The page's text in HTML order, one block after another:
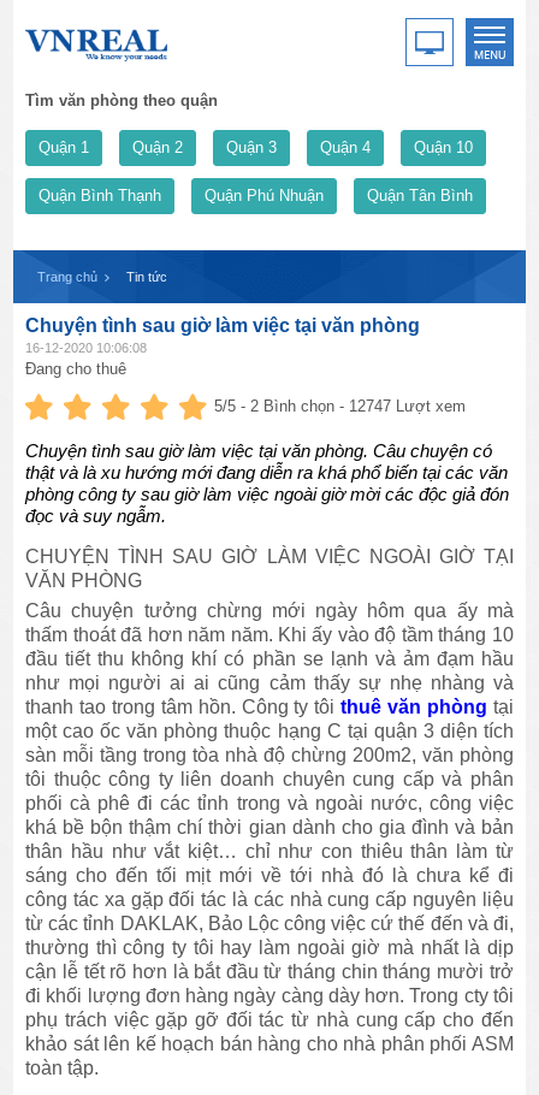
Tìm văn phòng theo quận
Quận 1 Quận 2 Quận 3 Quận 4 Quận 10
Quận Bình Thạnh Quận Phú Nhuận Quận Tân Bình
Trang chủ Tin tức
Chuyện tình sau giờ làm việc tại văn phòng
16-12-2020 10:06:08
Đang cho thuê
5/5 -2 Bình chọn - 12747 Lượt xem
Chuyện tình sau giờ làm việc tại văn phòng. Câu chuyện có
thật và là xu hướng mới đang diễn ra khá phổ biến tại các văn
phòng công ty sau giờ làm việc ngoài giờ mời các độc giả đón
đọc và suy ngẫm.
CHUYỆN TÌNH SAU GIỜ LÀM VIỆC NGOÀI GIỜ TẠI
VĂN PHÒNG
Câu chuyện tưởng chừng mới ngày hôm qua ấy mà
thấm thoát đã hơn năm năm. Khi ấy vào độ tầm tháng 10
đầu tiết thu không khí có phần se lạnh và ảm đạm hầu
như mọi người ai ai cũng cảm thấy sự nhẹ nhàng và
thanh tao trong tâm hồn. Công ty tôithuê văn phòng tại
một cao ốc văn phòng thuộc hạng C tại quận 3 diện tích
sàn mỗi tầng trong tòa nhà độ chừng 200m2, văn phòng
tôi thuộc công ty liên doanh chuyên cung cấp và phân
phối cà phê đi các tỉnh trong và ngoài nước, công việc
khá bề bộn thậm chí thời gian dành cho gia đình và bản
thân hầu như vắt kiệt… chỉ như con thiêu thân làm từ
sáng cho đến tối mịt mới về tới nhà đó là chưa kể đi
công tác xa gặp đối tác là các nhà cung cấp nguyên liệu
từ các tỉnh DAKLAK, Bảo Lộc công việc cứ thế đến và đi,
thường thì công ty tôi hay làm ngoài giờ mà nhất là dịp
cận lễ tết rõ hơn là bắt đầu từ tháng chin tháng mười trở
đi khối lượng đơn hàng ngày càng dày hơn. Trong cty tôi
phụ trách việc gặp gỡ đối tác từ nhà cung cấp cho đến
khảo sát lên kế hoạch bán hàng cho nhà phân phối ASM
toàn tập.